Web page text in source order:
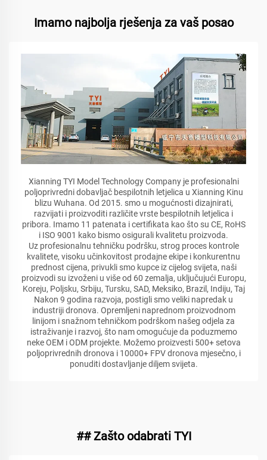
Imamo najbolja rješenja za vaš posao
Xianning TYI Model Technology Company je profesionalni
poljoprivredni dobavljač bespilotnih letjelica u Xianning Kinu
blizu Wuhana. Od 2015. smo u mogućnosti dizajnirati,
razvijati i proizvoditi različite vrste bespilotnih letjelica i
pribora. Imamo 11 patenata i certifikata kao što su CE, RoHS
i ISO 9001 kako bismo osigurali kvalitetu proizvoda.
Uz profesionalnu tehničku podršku, strog proces kontrole
kvalitete, visoku učinkovitost prodajne ekipe i konkurentnu
prednost cijena, privukli smo kupce iz cijelog svijeta, naši
proizvodi su izvoženi u više od 60 zemalja, uključujući Europu,
Koreju, Poljsku, Srbiju, Tursku, SAD, Meksiko, Brazil, Indiju, Taj
Nakon 9 godina razvoja, postigli smo veliki napredak u
industriji dronova. Opremljeni naprednom proizvodnom
linijom i snažnom tehničkom podrškom našeg odjela za
istraživanje i razvoj, što nam omogućuje da poduzmemo
neke OEM i ODM projekte. Možemo proizvesti 500+ setova
poljoprivrednih dronova i 10000+ FPV dronova mjesečno, i
ponuditi dostavljanje diljem svijeta.
## Zašto odabrati TYI